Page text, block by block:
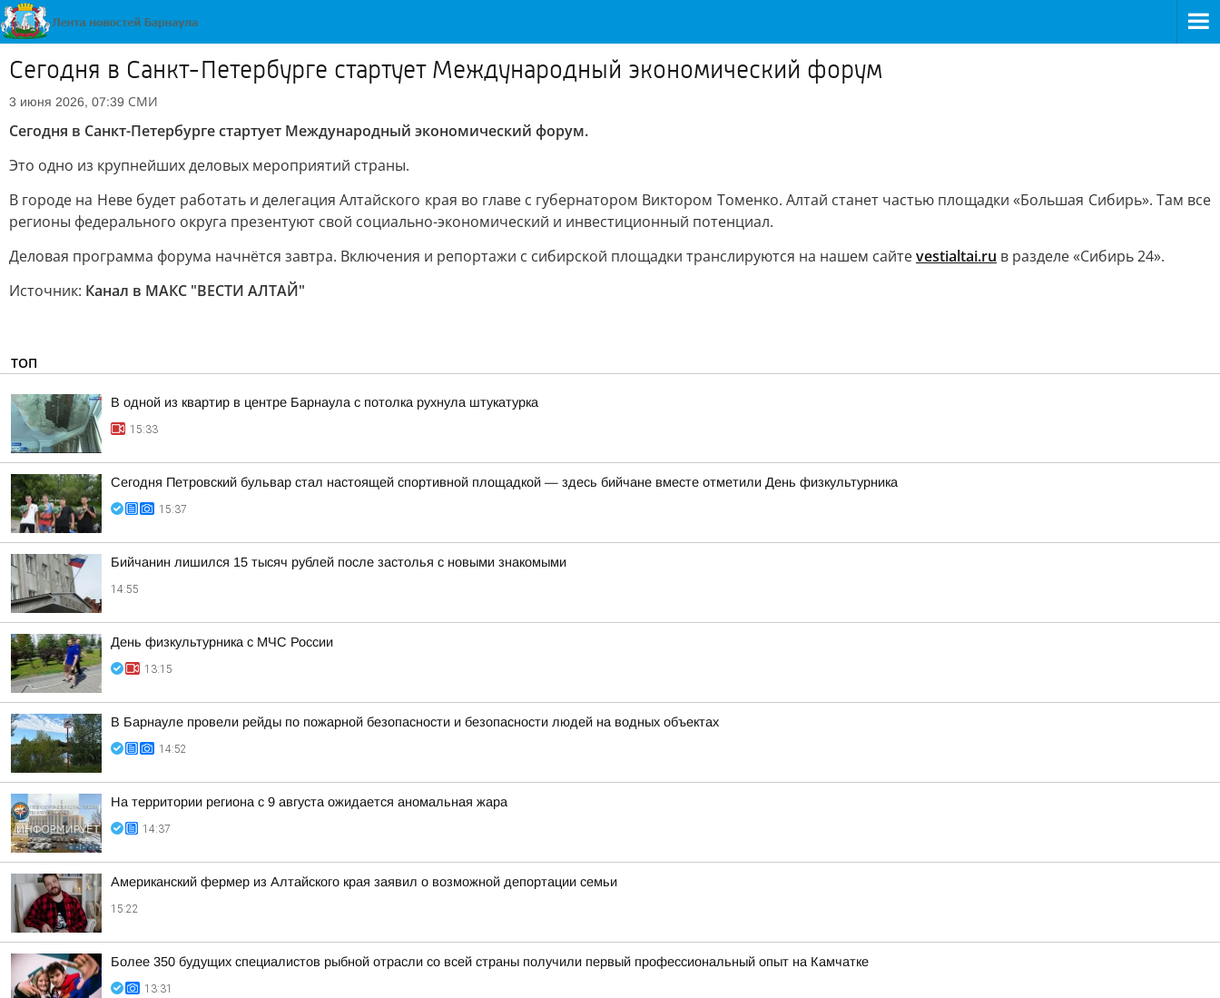
Сегодня в Санкт-Петербурге стартует Международный экономический форум
3 июня 2026, 07:39 СМИ
Сегодня в Санкт-Петербурге стартует Международный экономический форум.
Это одно из крупнейших деловых мероприятий страны.
В городе на Неве будет работать и делегация Алтайского края во главе с губернатором Виктором Томенко. Алтай станет частью площадки «Большая Сибирь». Там все
регионы федерального округа презентуют свой социально-экономический и инвестиционный потенциал.
Деловая программа форума начнётся завтра. Включения и репортажи с сибирской площадки транслируются на нашем сайтеvestialtai.ru в разделе «Сибирь 24».
Источник: Канал в МАКС "ВЕСТИ АЛТАЙ"
ТОП
В одной из квартир в центре Барнаула с потолка рухнула штукатурка
15:33
Сегодня Петровский бульвар стал настоящей спортивной площадкой — здесь бийчане вместе отметили День физкультурника
15:37
Бийчанин лишился 15 тысяч рублей после застолья с новыми знакомыми
14:55
День физкультурника с МЧС России
13:15
В Барнауле провели рейды по пожарной безопасности и безопасности людей на водных объектах
14:52
На территории региона с 9 августа ожидается аномальная жара
14:37
Американский фермер из Алтайского края заявил о возможной депортации семьи
15:22
Более 350 будущих специалистов рыбной отрасли со всей страны получили первый профессиональный опыт на Камчатке
13:31